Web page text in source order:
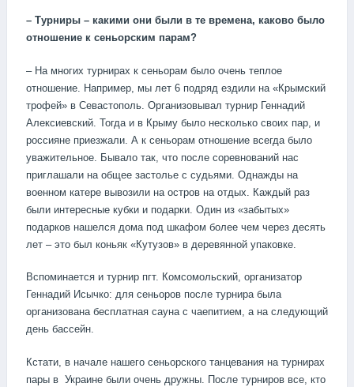
– Турниры – какими они были в те времена, каково было
отношение к сеньорским парам?
– На многих турнирах к сеньорам было очень теплое
отношение. Например, мы лет 6 подряд ездили на «Крымский
трофей» в Севастополь. Организовывал турнир Геннадий
Алексиевский. Тогда и в Крыму было несколько своих пар, и
россияне приезжали. А к сеньорам отношение всегда было
уважительное. Бывало так, что после соревнований нас
приглашали на общее застолье с судьями. Однажды на
военном катере вывозили на остров на отдых. Каждый раз
были интересные кубки и подарки. Один из «забытых»
подарков нашелся дома под шкафом более чем через десять
лет – это был коньяк «Кутузов» в деревянной упаковке.
Вспоминается и турнир пгт. Комсомольский, организатор
Геннадий Исычко: для сеньоров после турнира была
организована бесплатная сауна с чаепитием, а на следующий
день бассейн.
Кстати, в начале нашего сеньорского танцевания на турнирах
пары в Украине были очень дружны. После турниров все, кто